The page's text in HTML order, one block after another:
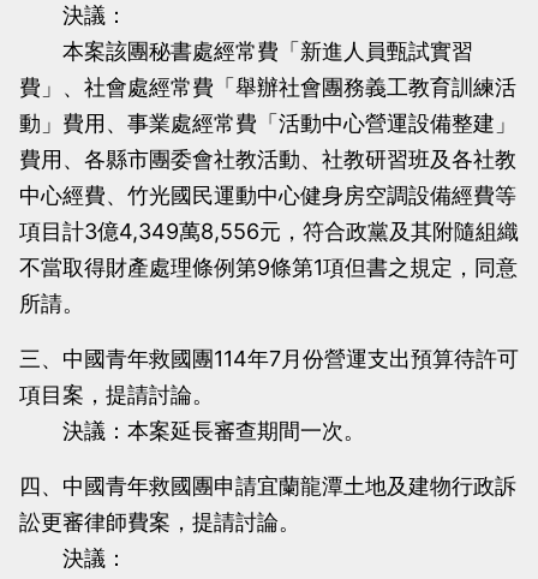
決議：
本案該團秘書處經常費「新進人員甄試實習
費」、社會處經常費「舉辦社會團務義工教育訓練活
動」費用、事業處經常費「活動中心營運設備整建」
費用、各縣市團委會社教活動、社教研習班及各社教
中心經費、竹光國民運動中心健身房空調設備經費等
項目計3億4,349萬8,556元，符合政黨及其附隨組織
不當取得財產處理條例第9條第1項但書之規定，同意
所請。
三、中國青年救國團114年7月份營運支出預算待許可
項目案，提請討論。
決議：本案延長審查期間一次。
四、中國青年救國團申請宜蘭龍潭土地及建物行政訴
訟更審律師費案，提請討論。
決議：